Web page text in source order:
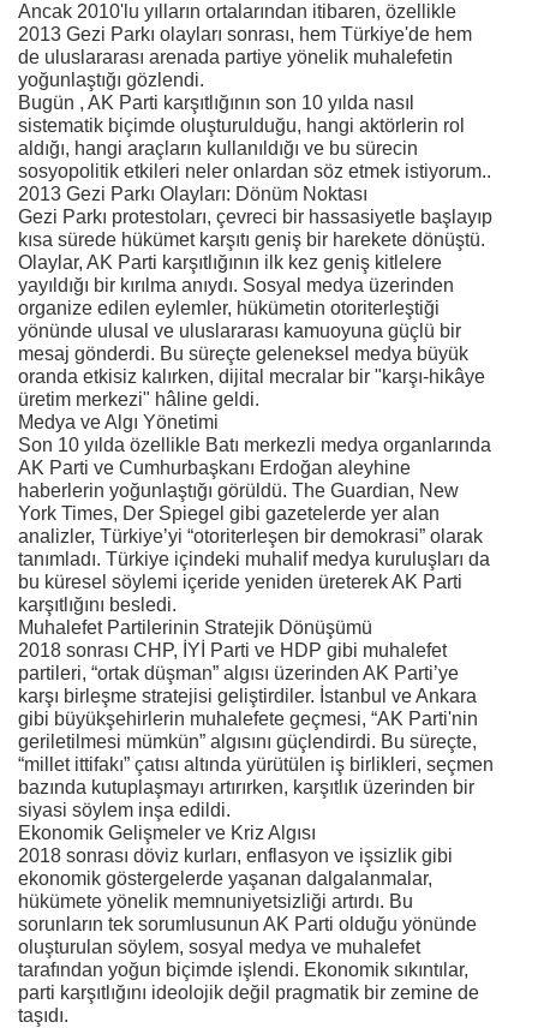
Ancak 2010'lu yılların ortalarından itibaren, özellikle
2013 Gezi Parkı olayları sonrası, hem Türkiye'de hem
de uluslararası arenada partiye yönelik muhalefetin
yoğunlaştığı gözlendi.
Bugün , AK Parti karşıtlığının son 10 yılda nasıl
sistematik biçimde oluşturulduğu, hangi aktörlerin rol
aldığı, hangi araçların kullanıldığı ve bu sürecin
sosyopolitik etkileri neler onlardan söz etmek istiyorum..
2013 Gezi Parkı Olayları: Dönüm Noktası
Gezi Parkı protestoları, çevreci bir hassasiyetle başlayıp
kısa sürede hükümet karşıtı geniş bir harekete dönüştü.
Olaylar, AK Parti karşıtlığının ilk kez geniş kitlelere
yayıldığı bir kırılma anıydı. Sosyal medya üzerinden
organize edilen eylemler, hükümetin otoriterleştiği
yönünde ulusal ve uluslararası kamuoyuna güçlü bir
mesaj gönderdi. Bu süreçte geleneksel medya büyük
oranda etkisiz kalırken, dijital mecralar bir "karşı-hikâye
üretim merkezi" hâline geldi.
Medya ve Algı Yönetimi
Son 10 yılda özellikle Batı merkezli medya organlarında
AK Parti ve Cumhurbaşkanı Erdoğan aleyhine
haberlerin yoğunlaştığı görüldü. The Guardian, New
York Times, Der Spiegel gibi gazetelerde yer alan
analizler, Türkiye’yi “otoriterleşen bir demokrasi” olarak
tanımladı. Türkiye içindeki muhalif medya kuruluşları da
bu küresel söylemi içeride yeniden üreterek AK Parti
karşıtlığını besledi.
Muhalefet Partilerinin Stratejik Dönüşümü
2018 sonrası CHP, İYİ Parti ve HDP gibi muhalefet
partileri, “ortak düşman” algısı üzerinden AK Parti’ye
karşı birleşme stratejisi geliştirdiler. İstanbul ve Ankara
gibi büyükşehirlerin muhalefete geçmesi, “AK Parti'nin
geriletilmesi mümkün” algısını güçlendirdi. Bu süreçte,
“millet ittifakı” çatısı altında yürütülen iş birlikleri, seçmen
bazında kutuplaşmayı artırırken, karşıtlık üzerinden bir
siyasi söylem inşa edildi.
Ekonomik Gelişmeler ve Kriz Algısı
2018 sonrası döviz kurları, enflasyon ve işsizlik gibi
ekonomik göstergelerde yaşanan dalgalanmalar,
hükümete yönelik memnuniyetsizliği artırdı. Bu
sorunların tek sorumlusunun AK Parti olduğu yönünde
oluşturulan söylem, sosyal medya ve muhalefet
tarafından yoğun biçimde işlendi. Ekonomik sıkıntılar,
parti karşıtlığını ideolojik değil pragmatik bir zemine de
taşıdı.